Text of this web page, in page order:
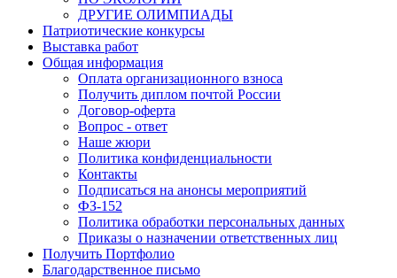
ДРУГИЕ ОЛИМПИАДЫ
Патриотические конкурсы
Выставка работ
Общая информация
Оплата организационного взноса
Получить диплом почтой России
Договор-оферта
Вопрос - ответ
Наше жюри
Политика конфиденциальности
Контакты
Подписаться на анонсы мероприятий
ФЗ-152
Политика обработки персональных данных
Приказы о назначении ответственных лиц
Получить Портфолио
Благодарственное письмо